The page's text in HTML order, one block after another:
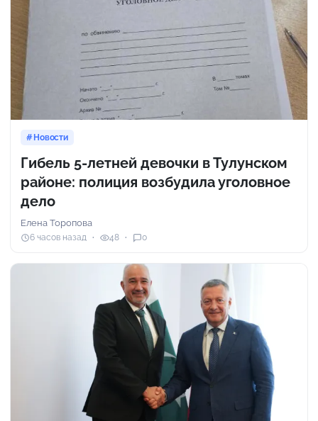
Новости
Гибель 5-летней девочки в Тулунском
районе: полиция возбудила уголовное
дело
Елена Торопова
6 часов назад 48 0